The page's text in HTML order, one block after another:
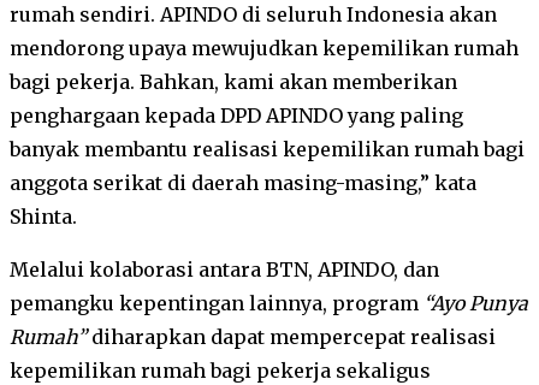
rumah sendiri. APINDO di seluruh Indonesia akan
mendorong upaya mewujudkan kepemilikan rumah
bagi pekerja. Bahkan, kami akan memberikan
penghargaan kepada DPD APINDO yang paling
banyak membantu realisasi kepemilikan rumah bagi
anggota serikat di daerah masing-masing,” kata
Shinta.
Melalui kolaborasi antara BTN, APINDO, dan
pemangku kepentingan lainnya, program “Ayo Punya
Rumah”diharapkan dapat mempercepat realisasi
kepemilikan rumah bagi pekerja sekaligus